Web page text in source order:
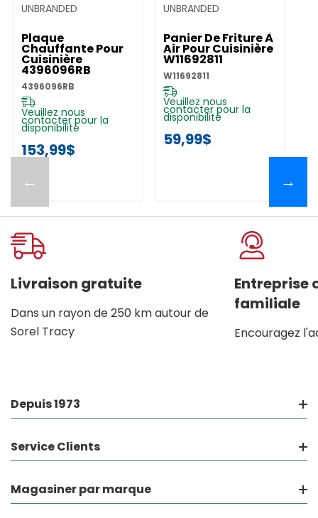
←
UNBRANDED
Plaque
Chauffante Pour
Cuisinière
4396096RB
4396096RB
Veuillez nous
contacter pour la
disponibilité
153,99$
UNBRANDED
Panier De Friture À
Air Pour Cuisinière
W11692811
W11692811
Veuillez nous
contacter pour la
disponibilité
59,99$
→
Livraison gratuite
Dans un rayon de 250 km autour de
Sorel Tracy
Entreprise
familiale
Encouragez
Depuis 1973
Service Clients
Magasiner par marque